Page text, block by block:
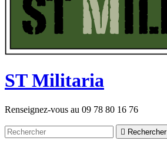
STMilitaria
Renseignez-vous au 09 78 80 16 76
 Rechercher